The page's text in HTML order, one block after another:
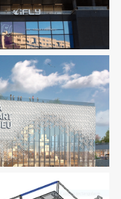
/ MOEX Structure
Ingenierie TCE Pilotage